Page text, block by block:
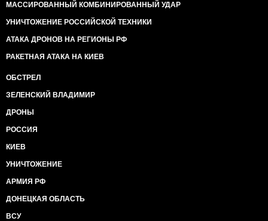
МАССИРОВАННЫЙ КОМБИНИРОВАННЫЙ УДАР
УНИЧТОЖЕНИЕ РОССИЙСКОЙ ТЕХНИКИ
АТАКА ДРОНОВ НА РЕГИОНЫ РФ
РАКЕТНАЯ АТАКА НА КИЕВ
ОБСТРЕЛ
ЗЕЛЕНСКИЙ ВЛАДИМИР
ДРОНЫ
РОССИЯ
КИЕВ
УНИЧТОЖЕНИЕ
АРМИЯ РФ
ДОНЕЦКАЯ ОБЛАСТЬ
ВСУ